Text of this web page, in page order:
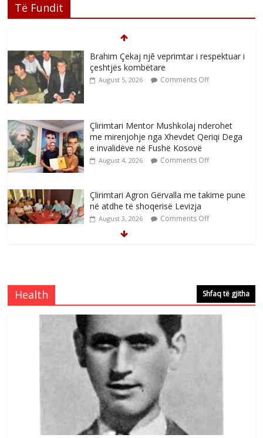
Të Fundit
Brahim Çekaj njē veprimtar i respektuar i
çeshtjës kombëtare
August 5, 2026 Comments Off
Çlirimtari Mentor Mushkolaj nderohet
me mirenjohje nga Xhevdet Qeriqi Dega
e invalidëve në Fushë Kosovë
August 4, 2026 Comments Off
Çlirimtari Agron Gërvalla me takime pune
në atdhe të shoqerisë Levizja
August 3, 2026 Comments Off
Comments Off
S’mbaj inat me asnjëri -Ganimete Jakupi
poete e respektuar
August 3, 2026 Comments Off
Nga Elmije Ajazi e nderuar
August 5, 2026 Comments Off
Health Shfaq të gjitha